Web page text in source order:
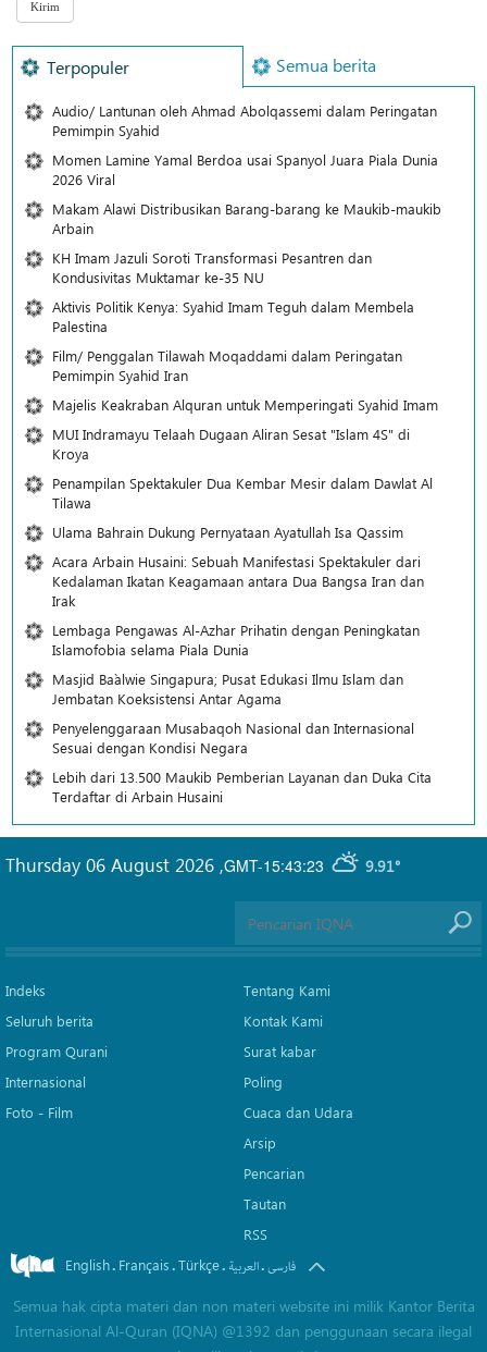
Terpopuler Semua berita
Audio/ Lantunan oleh Ahmad Abolqassemi dalam Peringatan
Pemimpin Syahid
Momen Lamine Yamal Berdoa usai Spanyol Juara Piala Dunia
2026 Viral
Makam Alawi Distribusikan Barang-barang ke Maukib-maukib
Arbain
KH Imam Jazuli Soroti Transformasi Pesantren dan
Kondusivitas Muktamar ke-35 NU
Aktivis Politik Kenya: Syahid Imam Teguh dalam Membela
Palestina
Film/ Penggalan Tilawah Moqaddami dalam Peringatan
Pemimpin Syahid Iran
Majelis Keakraban Alquran untuk Memperingati Syahid Imam
MUI Indramayu Telaah Dugaan Aliran Sesat "Islam 4S" di
Kroya
Penampilan Spektakuler Dua Kembar Mesir dalam Dawlat Al
Tilawa
Ulama Bahrain Dukung Pernyataan Ayatullah Isa Qassim
Acara Arbain Husaini: Sebuah Manifestasi Spektakuler dari
Kedalaman Ikatan Keagamaan antara Dua Bangsa Iran dan
Irak
Lembaga Pengawas Al-Azhar Prihatin dengan Peningkatan
Islamofobia selama Piala Dunia
Masjid Ba`alwie Singapura; Pusat Edukasi Ilmu Islam dan
Jembatan Koeksistensi Antar Agama
Penyelenggaraan Musabaqoh Nasional dan Internasional
Sesuai dengan Kondisi Negara
Lebih dari 13.500 Maukib Pemberian Layanan dan Duka Cita
Terdaftar di Arbain Husaini
GMT-15:43:23 9.91°
Thursday 06 August 2026 ,
Indeks
Seluruh berita
Program Qurani
Internasional
Foto - Film
Tentang Kami
Kontak Kami
Surat kabar
Poling
Cuaca dan Udara
Arsip
Pencarian
Tautan
RSS
English. Français.Türkçe. العربیة.فارسی
Semua hak cipta materi dan non materi website ini milik Kantor Berita
Internasional Al-Quran (IQNA) @1392 dan penggunaan secara ilegal